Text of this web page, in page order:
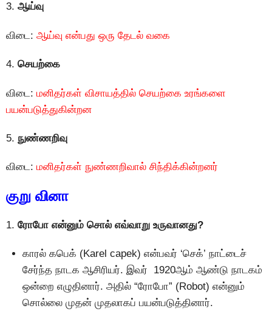
3. ஆய்வு
விடை: ஆய்வு என்பது ஒரு தேடல் வகை
4. செயற்கை
விடை: மனிதர்கள் விசாயத்தில் செயற்கை உரங்களை
பயன்படுத்துகின்றன
5. நுண்ணறிவு
விடை: மனிதர்கள் நுண்ணறிவால் சிந்திக்கின்றனர்
குறு வினா
1. ரோபோ என்னும் சொல் எவ்வாறு உருவானது?
காரல் கபெக் (Karel capek) என்பவர் ‘செக்’ நாட்டைச்
சேர்ந்த நாடக ஆசிரியர். இவர் 1920ஆம் ஆண்டு நாடகம்
ஒன்றை எழுதினார். அதில் “ரோபோ” (Robot) என்னும்
சொல்லை முதன் முதலாகப் பயன்படுத்தினார்.